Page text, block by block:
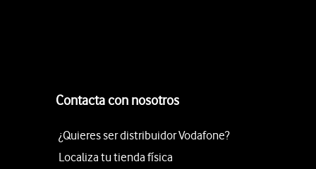
Contacta con nosotros
¿Quieres ser distribuidor Vodafone?
Localiza tu tienda física